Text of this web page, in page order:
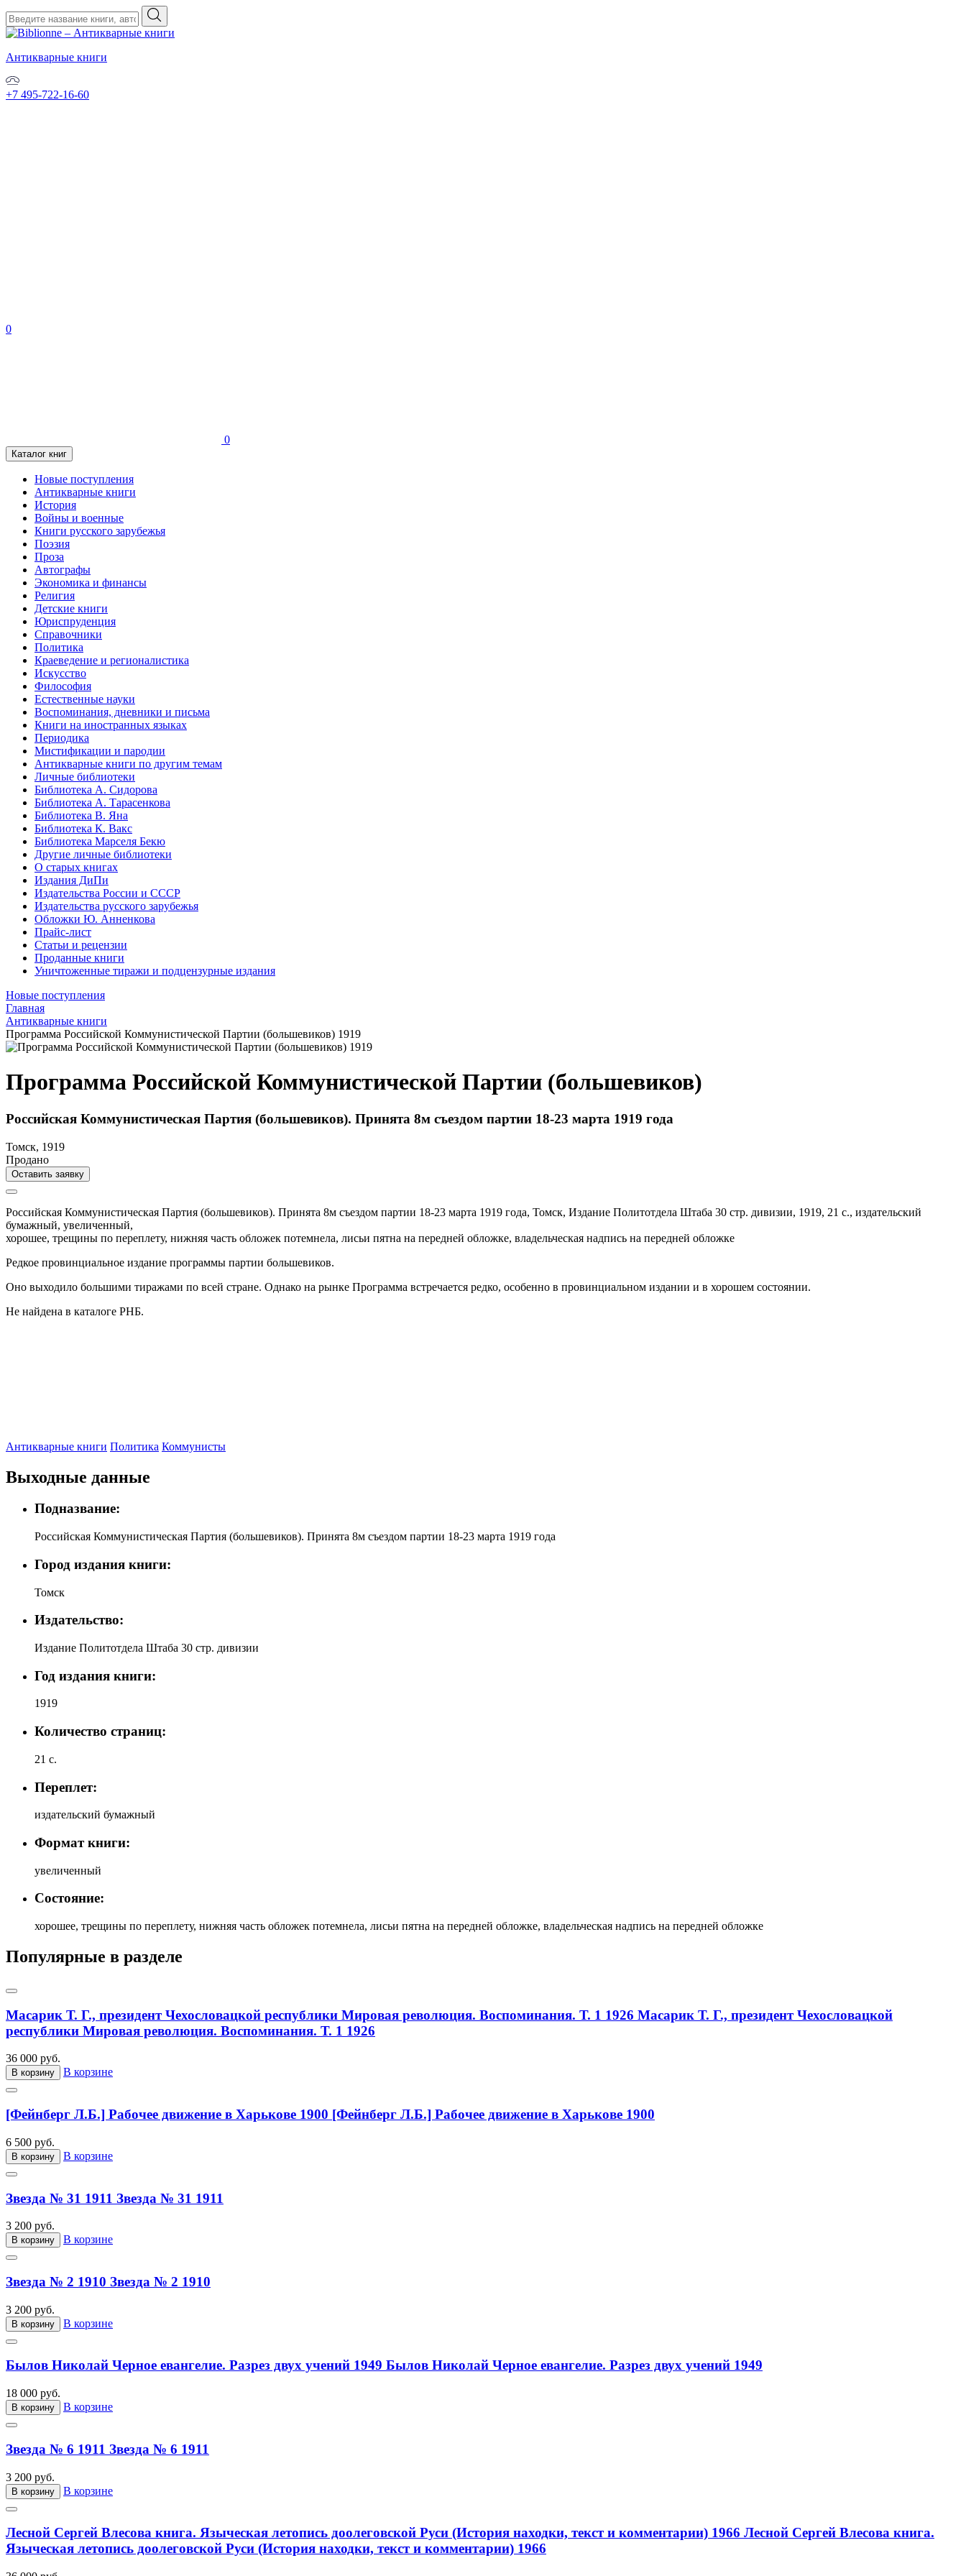
Антикварные книги
+7 495-722-16-60
0
0
Каталог книг
Новые поступления
Антикварные книги
История
Войны и военные
Книги русского зарубежья
Поэзия
Проза
Автографы
Экономика и финансы
Религия
Детские книги
Юриспруденция
Справочники
Политика
Краеведение и регионалистика
Искусство
Философия
Естественные науки
Воспоминания, дневники и письма
Книги на иностранных языках
Периодика
Мистификации и пародии
Антикварные книги по другим темам
Личные библиотеки
Библиотека А. Сидорова
Библиотека А. Тарасенкова
Библиотека В. Яна
Библиотека К. Вакс
Библиотека Марселя Бекю
Другие личные библиотеки
О старых книгах
Издания ДиПи
Издательства России и СССР
Издательства русского зарубежья
Обложки Ю. Анненкова
Прайс-лист
Статьи и рецензии
Проданные книги
Уничтоженные тиражи и подцензурные издания
Новые поступления
Главная
Антикварные книги
Программа Российской Коммунистической Партии (большевиков) 1919
Программа Российской Коммунистической Партии (большевиков)
Российская Коммунистическая Партия (большевиков). Принята 8м съездом партии 18-23 марта 1919 года
Томск, 1919
Продано
Оставить заявку
Российская Коммунистическая Партия (большевиков). Принята 8м съездом партии 18-23 марта 1919 года, Томск, Издание Политотдела Штаба 30 стр. дивизии, 1919, 21 с., издательский
бумажный, увеличенный,
хорошее, трещины по переплету, нижняя часть обложек потемнела, лисьи пятна на передней обложке, владельческая надпись на передней обложке
Редкое провинциальное издание программы партии большевиков.
Оно выходило большими тиражами по всей стране. Однако на рынке Программа встречается редко, особенно в провинциальном издании и в хорошем состоянии.
Не найдена в каталоге РНБ.
Антикварные книги Политика Коммунисты
Выходные данные
Подназвание:
Российская Коммунистическая Партия (большевиков). Принята 8м съездом партии 18-23 марта 1919 года
Город издания книги:
Томск
Издательство:
Издание Политотдела Штаба 30 стр. дивизии
Год издания книги:
1919
Количество страниц:
21 с.
Переплет:
издательский бумажный
Формат книги:
увеличенный
Состояние:
хорошее, трещины по переплету, нижняя часть обложек потемнела, лисьи пятна на передней обложке, владельческая надпись на передней обложке
Популярные в разделе
Масарик Т. Г., президент Чехословацкой республики Мировая революция. Воспоминания. Т. 1 1926 Масарик Т. Г., президент Чехословацкой
республики Мировая революция. Воспоминания. Т. 1 1926
36 000 руб.
В корзину В корзине
[Фейнберг Л.Б.] Рабочее движение в Харькове 1900 [Фейнберг Л.Б.] Рабочее движение в Харькове 1900
6 500 руб.
В корзину В корзине
Звезда № 31 1911 Звезда № 31 1911
3 200 руб.
В корзину В корзине
Звезда № 2 1910 Звезда № 2 1910
3 200 руб.
В корзину В корзине
Былов Николай Черное евангелие. Разрез двух учений 1949 Былов Николай Черное евангелие. Разрез двух учений 1949
18 000 руб.
В корзину В корзине
Звезда № 6 1911 Звезда № 6 1911
3 200 руб.
В корзину В корзине
Лесной Сергей Влесова книга. Языческая летопись доолеговской Руси (История находки, текст и комментарии) 1966 Лесной Сергей Влесова книга.
Языческая летопись доолеговской Руси (История находки, текст и комментарии) 1966